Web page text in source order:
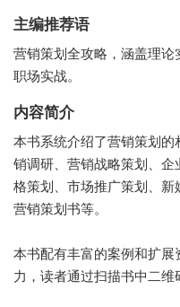
主编推荐语
营销策划全攻略，涵盖理论
职场实战。
内容简介
本书系统介绍了营销策划
销调研、营销战略策划、
格策划、市场推广策划、新
营销策划书等。
本书配有丰富的案例和扩
力，读者通过扫描书中二维